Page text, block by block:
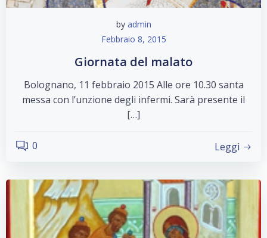
by admin
Febbraio 8, 2015
Giornata del malato
Bolognano, 11 febbraio 2015 Alle ore 10.30 santa
messa con l’unzione degli infermi. Sarà presente il
[…]
0 Leggi